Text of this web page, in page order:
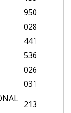
950
028
441
536
026
031
213